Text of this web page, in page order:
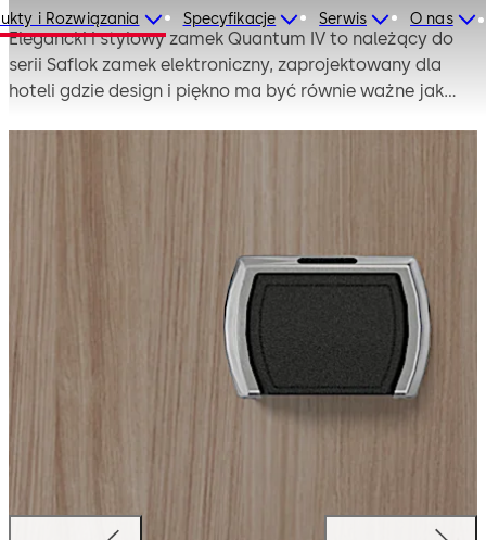
i Rozwiązania Specyfikacje Serwis O nas
Elegancki i stylowy zamek Quantum IV to należący do
serii Saflok zamek elektroniczny, zaprojektowany dla
hoteli gdzie design i piękno ma być równie ważne jak
instalacjach.